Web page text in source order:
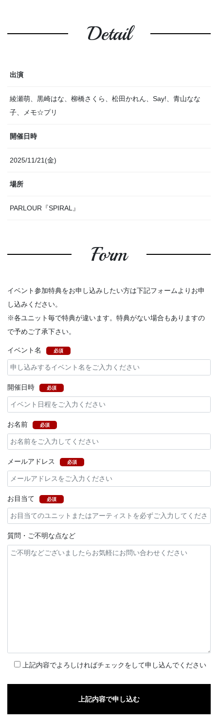
Detail
出演
綾瀬萌、黒崎はな、柳橋さくら、松田かれん、Say!、青山なな
子、メモ☆プリ
開催日時
2025/11/21(金)
場所
PARLOUR『SPIRAL』
Form
イベント参加特典をお申し込みしたい方は下記フォームよりお申
し込みください。
※各ユニット毎で特典が違います。特典がない場合もありますの
で予めご了承下さい。
イベント名 必須
開催日時 必須
お名前 必須
メールアドレス 必須
お目当て 必須
質問・ご不明な点など
上記内容でよろしければチェックをして申し込んでください